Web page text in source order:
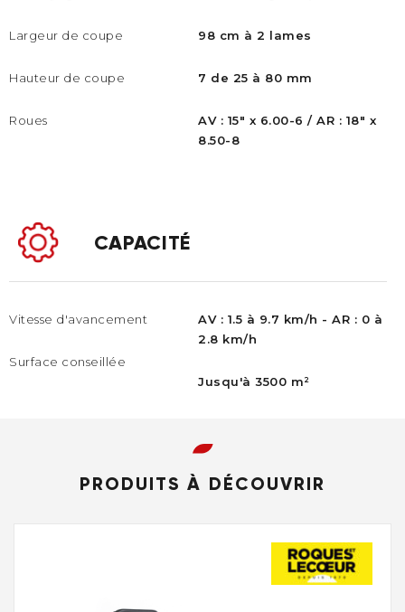
Largeur de coupe
Hauteur de coupe
Roues​
98 cm à 2 lames
7 de 25 à 80 mm
AV : 15" x 6.00-6 / AR : 18" x
8.50-8​
CAPACITÉ
Vitesse d'avancement
Surface conseillée​
AV : 1.5 à 9.7 km/h - AR : 0 à
2.8 km/h
Jusqu'à 3500 m²​
PRODUITS À DÉCOUVRIR